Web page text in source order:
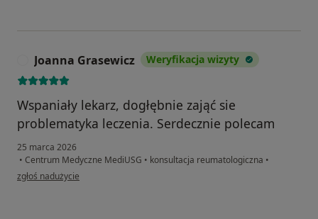
Joanna Grasewicz Weryfikacja wizyty
Wspaniały lekarz, dogłębnie zająć sie
problematyka leczenia. Serdecznie polecam
25 marca 2026
• Centrum Medyczne MediUSG • konsultacja reumatologiczna •
w opinii użytkownika Joanna Grasewicz
zgłoś nadużycie